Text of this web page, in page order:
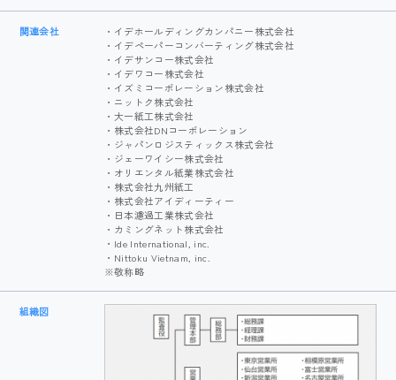
関連会社
・イデホールディングカンパニー株式会社
・イデペーパーコンバーティング株式会社
・イデサンコー株式会社
・イデワコー株式会社
・イズミコーポレーション株式会社
・ニットク株式会社
・大一紙工株式会社
・株式会社DNコーポレーション
・ジャパンロジスティックス株式会社
・ジェーワイシー株式会社
・オリエンタル紙業株式会社
・株式会社九州紙工
・株式会社アイディーティー
・日本濾過工業株式会社
・カミングネット株式会社
・Ide International, inc.
・Nittoku Vietnam, inc.
※敬称略
組織図